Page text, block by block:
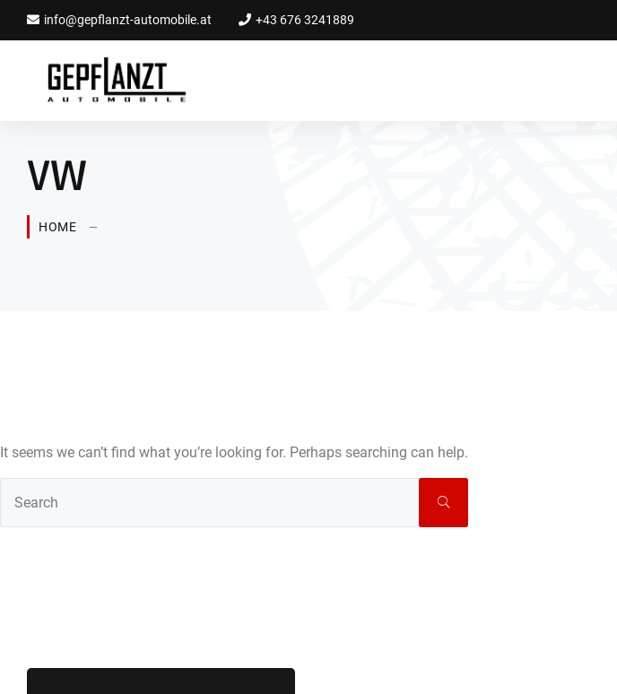
info@gepflanzt-automobile.at +43 676 3241889
VW
HOME
It seems we can’t find what you’re looking for. Perhaps searching can help.